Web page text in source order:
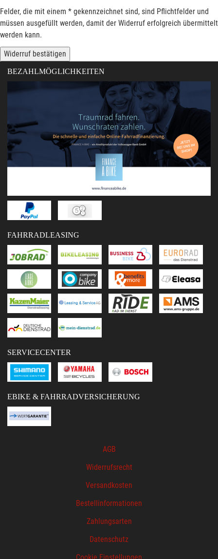
Felder, die mit einem * gekennzeichnet sind, sind Pflichtfelder und
müssen ausgefüllt werden, damit der Widerruf erfolgreich übermittelt
werden kann.
Widerruf bestätigen
BEZAHLMÖGLICHKEITEN
FAHRRADLEASING
SERVICECENTER
EBIKE & FAHRRADVERSICHERUNG
AGB
Widerrufsrecht
Versandkosten
Bestellinformationen
Zahlungsarten
Datenschutz